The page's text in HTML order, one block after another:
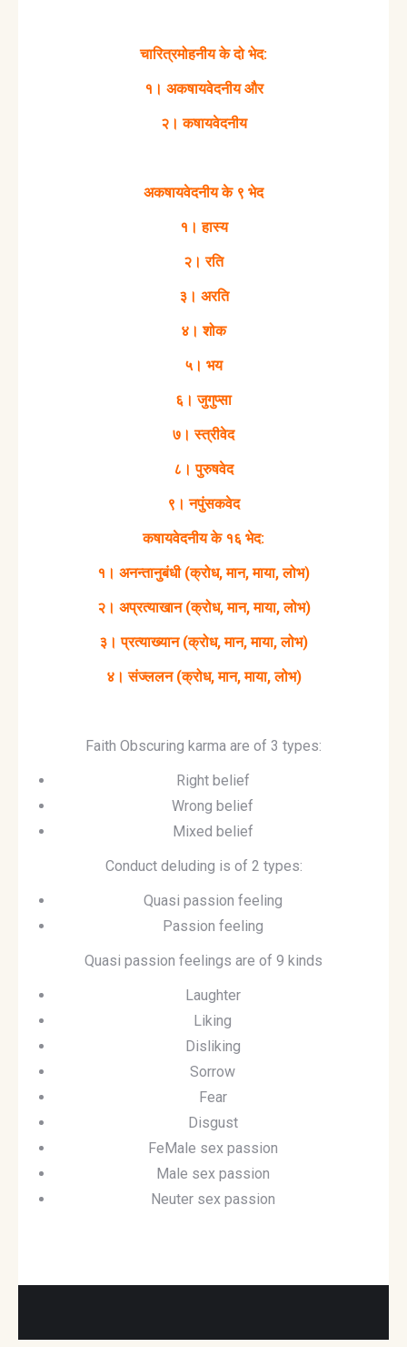
चारित्रमोहनीय के दो भेद:
१। अकषायवेदनीय और
२। कषायवेदनीय
अकषायवेदनीय के ९ भेद
१। हास्य
२। रति
३। अरति
४। शोक
५। भय
६। जुगुप्सा
७। स्त्रीवेद
८। पुरुषवेद
९। नपुंसकवेद
कषायवेदनीय के १६ भेद:
१। अनन्तानुबंधी (क्रोध, मान, माया, लोभ)
२। अप्रत्याखान (क्रोध, मान, माया, लोभ)
३। प्रत्याख्यान (क्रोध, मान, माया, लोभ)
४। संज्ललन (क्रोध, मान, माया, लोभ)
Faith Obscuring karma are of 3 types:
Right belief
Wrong belief
Mixed belief
Conduct deluding is of 2 types:
Quasi passion feeling
Passion feeling
Quasi passion feelings are of 9 kinds
Laughter
Liking
Disliking
Sorrow
Fear
Disgust
FeMale sex passion
Male sex passion
Neuter sex passion